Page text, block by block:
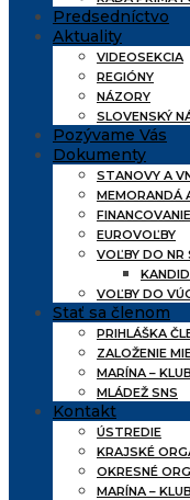
Predsedníctvo
Aktuality
VIDEOSEKCIA
REGIÓNY
NÁZORY
SLOVENSKÝ
Pozývame Vás
Dokumenty
STANOVY A
MEMORANDÁ
FINANCOVANIE
EUROVOĽBY
VOĽBY DO NR
VOĽBY DO
Stať sa členom
PRIHLÁŠKA
ZALOŽENIE
MARÍNA –
MLÁDEŽ SNS
Kontakt
ÚSTREDIE
KRAJSKÉ
OKRESNÉ
MARÍNA –